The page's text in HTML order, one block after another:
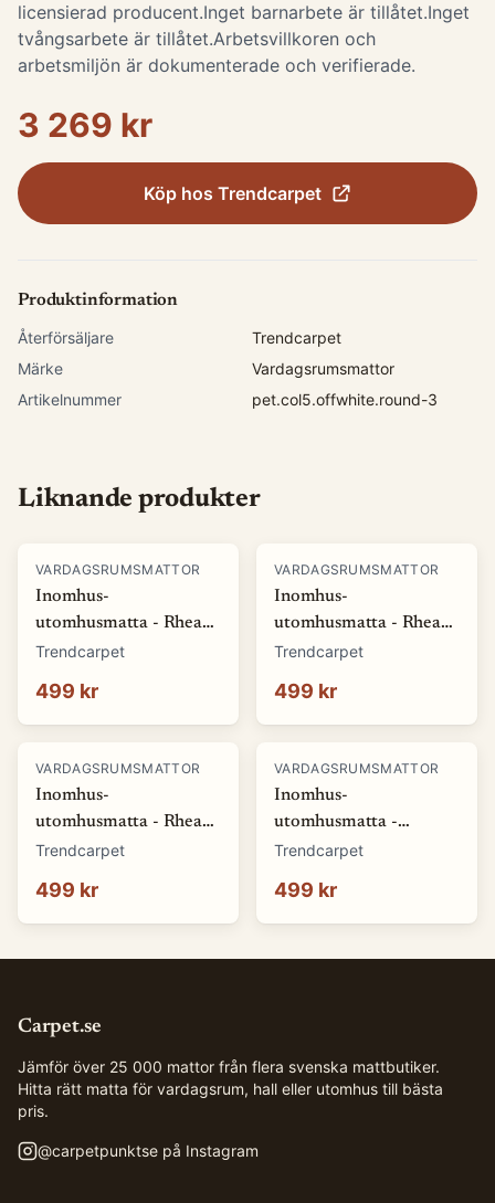
licensierad producent.Inget barnarbete är tillåtet.Inget
tvångsarbete är tillåtet.Arbetsvillkoren och
arbetsmiljön är dokumenterade och verifierade.
3 269 kr
Köp hos Trendcarpet
Produktinformation
Återförsäljare
Trendcarpet
Märke
Vardagsrumsmattor
Artikelnummer
pet.col5.offwhite.round-3
Liknande produkter
VARDAGSRUMSMATTOR
Inomhus-
utomhusmatta - Rhea
(vit) (Storlek: 80 x 150
Trendcarpet
499 kr
VARDAGSRUMSMATTOR
Inomhus-
utomhusmatta - Rhea
(beige) (Storlek: 80 x
Trendcarpet
499 kr
VARDAGSRUMSMATTOR
Inomhus-
utomhusmatta - Rhea
(natur) (Storlek: 80 x
Trendcarpet
499 kr
VARDAGSRUMSMATTOR
Inomhus-
utomhusmatta -
Somerville (blå)
Trendcarpet
499 kr
Carpet.se
Jämför över 25 000 mattor från flera svenska mattbutiker.
Hitta rätt matta för vardagsrum, hall eller utomhus till bästa
pris.
@carpetpunktse på Instagram